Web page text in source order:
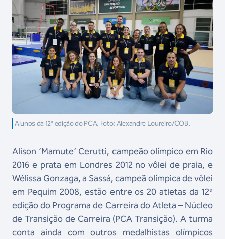
Alunos da 12ª edição do PCA. Foto: Alexandre Loureiro/COB.
Alison ‘Mamute’ Cerutti, campeão olímpico em Rio
2016 e prata em Londres 2012 no vôlei de praia, e
Wélissa Gonzaga, a Sassá, campeã olímpica de vôlei
em Pequim 2008, estão entre os 20 atletas da 12ª
edição do Programa de Carreira do Atleta – Núcleo
de Transição de Carreira (PCA Transição). A turma
conta ainda com outros medalhistas olímpicos